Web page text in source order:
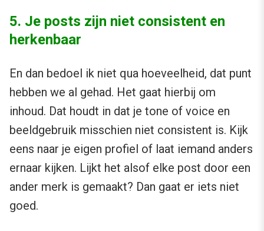
5. Je posts zijn niet consistent en
herkenbaar
En dan bedoel ik niet qua hoeveelheid, dat punt
hebben we al gehad. Het gaat hierbij om
inhoud. Dat houdt in dat je tone of voice en
beeldgebruik misschien niet consistent is. Kijk
eens naar je eigen profiel of laat iemand anders
ernaar kijken. Lijkt het alsof elke post door een
ander merk is gemaakt? Dan gaat er iets niet
goed.